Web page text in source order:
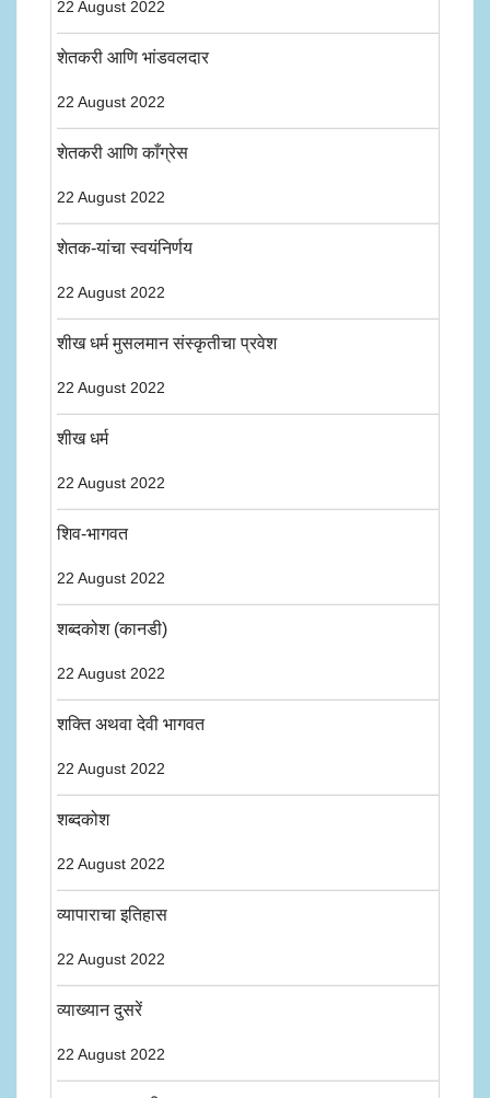
22 August 2022
शेतकरी आणि भांडवलदार
22 August 2022
शेतकरी आणि काँग्रेस
22 August 2022
शेतक-यांचा स्वयंनिर्णय
22 August 2022
शीख धर्म मुसलमान संस्कृतीचा प्रवेश
22 August 2022
शीख धर्म
22 August 2022
शिव-भागवत
22 August 2022
शब्दकोश (कानडी)
22 August 2022
शक्ति अथवा देवी भागवत
22 August 2022
शब्दकोश
22 August 2022
व्यापाराचा इतिहास
22 August 2022
व्याख्यान दुसरें
22 August 2022